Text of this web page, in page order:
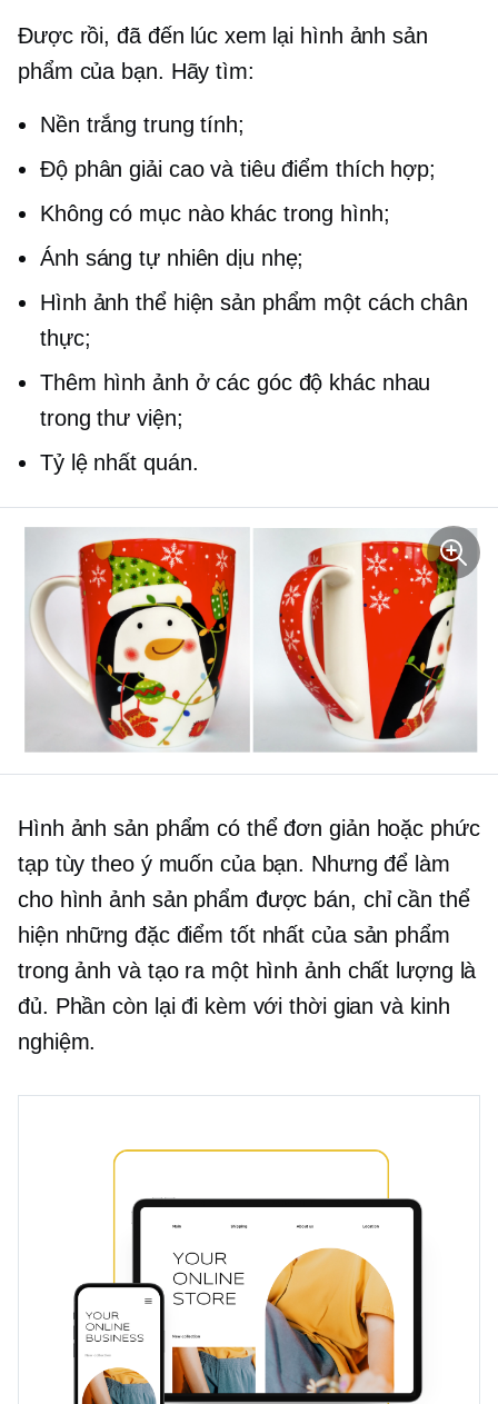
Được rồi, đã đến lúc xem lại hình ảnh sản
phẩm của bạn. Hãy tìm:
Nền trắng trung tính;
Độ phân giải cao và tiêu điểm thích hợp;
Không có mục nào khác trong hình;
Ánh sáng tự nhiên dịu nhẹ;
Hình ảnh thể hiện sản phẩm một cách chân
thực;
Thêm hình ảnh ở các góc độ khác nhau
trong thư viện;
Tỷ lệ nhất quán.
Hình ảnh sản phẩm có thể đơn giản hoặc phức
tạp tùy theo ý muốn của bạn. Nhưng để làm
cho hình ảnh sản phẩm được bán, chỉ cần thể
hiện những đặc điểm tốt nhất của sản phẩm
trong ảnh và tạo ra một hình ảnh chất lượng là
đủ. Phần còn lại đi kèm với thời gian và kinh
nghiệm.